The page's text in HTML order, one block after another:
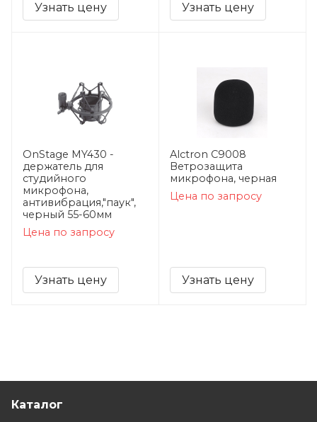
Узнать цену Узнать цену
OnStage MY430 -
держатель для
студийного
микрофона,
антивибрация,"паук",
черный 55-60мм
Цена по запросу
Узнать цену
Alctron C9008
Ветрозащита
микрофона, черная
Цена по запросу
Узнать цену
Каталог